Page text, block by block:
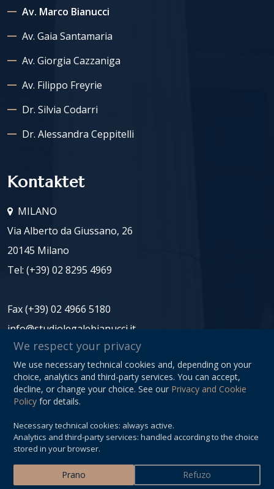
Av. Marco Bianucci
Av. Gaia Santamaria
Av. Giorgia Cazzaniga
Av. Filippo Freyrie
Dr. Silvia Codarri
Dr. Alessandra Ceppitelli
Kontaktet
MILANO
Via Alberto da Giussano, 26
20145 Milano
Tel: (+39) 02 8295 4969
Fax (+39) 02 4966 5180
info@studiolegalebianucci.it
NIPT: 08125620966
Privacy Policy
Sitemap
Cookie Preferences
We respect your privacy
We use necessary technical cookies and, depending on your
choice, analytics and third-party services. You can accept,
decline, or change your choice. See our Privacy and Cookie
Policy for details.
Necessary technical cookies: always active.
Analytics and third-party services: handled according to the choice
stored in your browser.
Prano Refuzo